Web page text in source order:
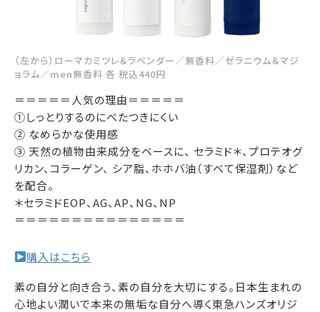
（左から）ローマカミツレ＆ラベンダー／無香料／ゼラニウム＆マジ
ョラム／men無香料 各 税込440円
＝＝＝＝＝人気の理由＝＝＝＝＝
①しっとりするのにべたつきにくい
② なめらかな使用感
③ 天然の植物由来成分をベースに、 セラミド＊、プロテオグ
リカン、コラーゲン、 シア脂、ホホバ油（すべて保湿剤）など
を配合。
＊セラミドEOP、AG、AP、NG、NP
＝＝＝＝＝＝＝＝＝＝＝＝＝＝＝
購入はこちら
素の自分と向き合う、素の自分を大切にする。日本生まれの
心地よい潤いで本来の無垢な自分へ導く東急ハンズオリジ